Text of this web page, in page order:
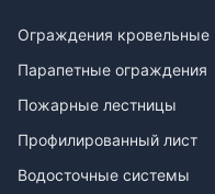
Ограждения кровельные
Парапетные ограждения
Пожарные лестницы
Профилированный лист
Водосточные системы